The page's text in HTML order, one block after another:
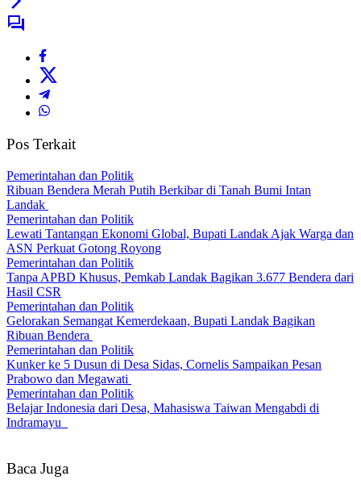
Pos Terkait
Pemerintahan dan Politik
Ribuan Bendera Merah Putih Berkibar di Tanah Bumi Intan
Landak
Pemerintahan dan Politik
Lewati Tantangan Ekonomi Global, Bupati Landak Ajak Warga dan
ASN Perkuat Gotong Royong
Pemerintahan dan Politik
Tanpa APBD Khusus, Pemkab Landak Bagikan 3.677 Bendera dari
Hasil CSR
Pemerintahan dan Politik
Gelorakan Semangat Kemerdekaan, Bupati Landak Bagikan
Ribuan Bendera
Pemerintahan dan Politik
Kunker ke 5 Dusun di Desa Sidas, Cornelis Sampaikan Pesan
Prabowo dan Megawati
Pemerintahan dan Politik
Belajar Indonesia dari Desa, Mahasiswa Taiwan Mengabdi di
Indramayu
Baca Juga